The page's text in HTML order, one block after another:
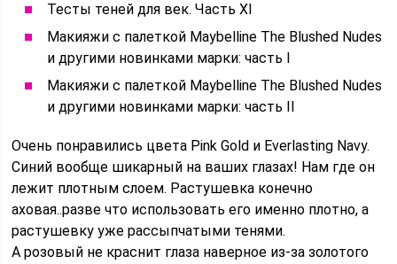
Тесты теней для век. Часть XI
Макияжи с палеткой Maybelline The Blushed Nudes
и другими новинками марки: часть I
Макияжи с палеткой Maybelline The Blushed Nudes
и другими новинками марки: часть II
Очень понравились цвета Pink Gold и Everlasting Navy.
Синий вообще шикарный на ваших глазах! Нам где он
лежит плотным слоем. Растушевка конечно
аховая..разве что использовать его именно плотно, а
растушевку уже рассыпчатыми тенями.
А розовый не краснит глаза наверное из-за золотого